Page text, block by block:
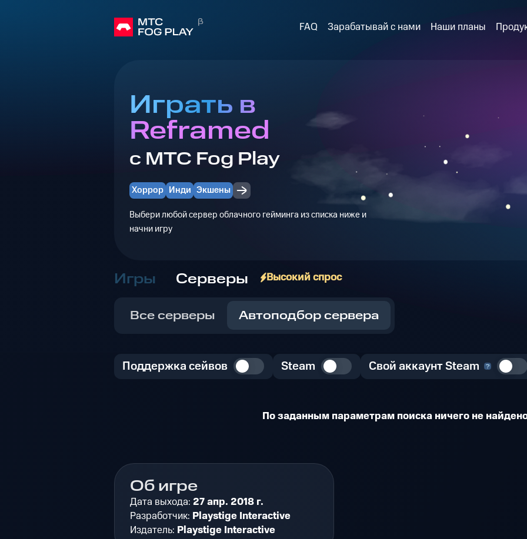
FAQ Зарабатывай с нами Наши планы
Играть в
Reframed
с МТС Fog Play
Хоррор Инди Экшены
Выбери любой сервер облачного гейминга из списка ниже и
начни игру
Игры Серверы Высокий спрос
Все серверы Автоподбор сервера
Поддержка сейвов Steam Свой аккаунт Steam
По заданным параметрам поиска ничего не
Об игре
Дата выхода: 27 апр. 2018 г.
Разработчик: Playstige Interactive
Издатель: Playstige Interactive